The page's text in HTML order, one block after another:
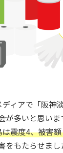
ィアで「阪神
多いと思いま
震度4、被害
をもたらせまし